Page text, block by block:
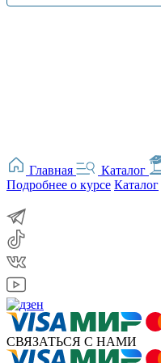
Главная Каталог
Подробнее о курсе Каталог
СВЯЗАТЬСЯ С НАМИ